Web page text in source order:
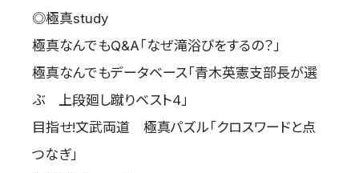
◎極真study
極真なんでもQ&A「なぜ滝浴びをするの？」
極真なんでもデータベース「青木英憲支部長が選
ぶ 上段廻し蹴りベスト4」
目指せ!文武両道 極真パズル「クロスワードと点
つなぎ」